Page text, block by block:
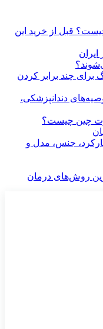
قبل از خرید این
برای چند برابر کردن
دندانپزشکی،
چین چیست؟
جنس، مدل و
روش‌های درمان